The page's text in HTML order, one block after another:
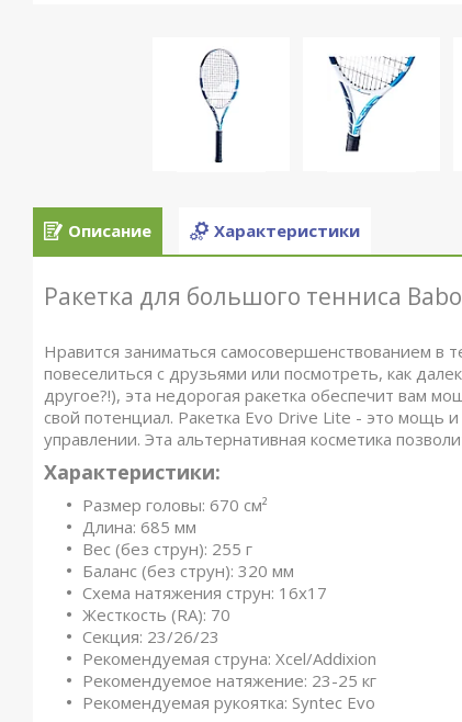
Описание Характеристики
Ракетка для большого тенниса
Нравится заниматься самосовершенствованием в
повеселиться с друзьями или посмотреть, как
другое?!), эта недорогая ракетка обеспечит вам
свой потенциал. Ракетка Evo Drive Lite - это мощь
управлении. Эта альтернативная косметика
Характеристики:
Размер головы: 670 см²
Длина: 685 мм
Вес (без струн): 255 г
Баланс (без струн): 320 мм
Схема натяжения струн: 16х17
Жесткость (RA): 70
Секция: 23/26/23
Рекомендуемая струна: Xcel/Addixion
Рекомендуемое натяжение: 23-25 кг
Рекомендуемая рукоятка: Syntec Evo